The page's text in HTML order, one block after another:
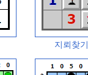
지뢰찾기